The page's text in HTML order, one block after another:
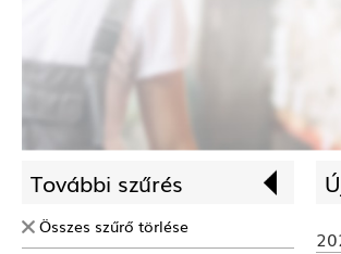
További szűrés
Összes szűrő törlése